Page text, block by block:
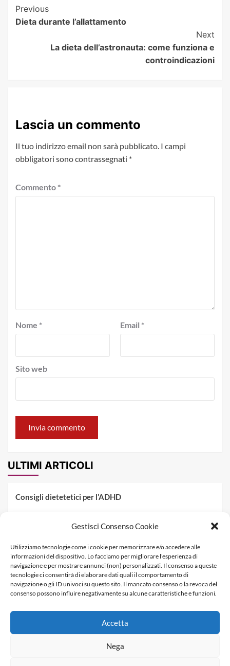
Gestisci Consenso Cookie
Utilizziamo tecnologie come i cookie per memorizzare e/o accedere alle
informazioni del dispositivo. Lo facciamo per migliorare l'esperienza di
navigazione e per mostrare annunci (non) personalizzati. Il consenso a queste
tecnologie ci consentirà di elaborare dati quali il comportamento di
navigazione o gli ID univoci su questo sito. Il mancato consenso o la revoca del
consenso possono influire negativamente su alcune caratteristiche e funzioni.
Accetta
Nega
Post
Navigation
Previous
Dieta durante l’allattamento
Next
La dieta dell’astronauta: come funziona e
controindicazioni
Lascia un commento
Il tuo indirizzo email non sarà pubblicato. I campi
obbligatori sono contrassegnati *
Commento *
Nome * Email *
Sito web
ULTIMI ARTICOLI
Consigli dietetetici per l’ADHD
Fenilchetonuria
Dieta militare: come funziona, opinioni e schema tipo per
dimagrire in 3 giorni
Informativa Privacy